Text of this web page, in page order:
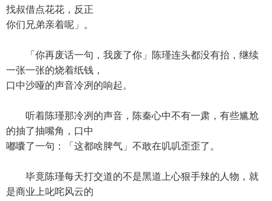
找叔借点花花，反正
你们兄弟亲着呢」。
「你再废话一句，我废了你」陈瑾连头都没有抬，继续
一张一张的烧着纸钱，
口中沙哑的声音冷冽的响起。
听着陈瑾那冷冽的声音，陈秦心中不有一肃，有些尴尬
的抽了抽嘴角，口中
嘟囔了一句：「这都啥脾气」不敢在叽叽歪歪了。
毕竟陈瑾每天打交道的不是黑道上心狠手辣的人物，就
是商业上叱咤风云的